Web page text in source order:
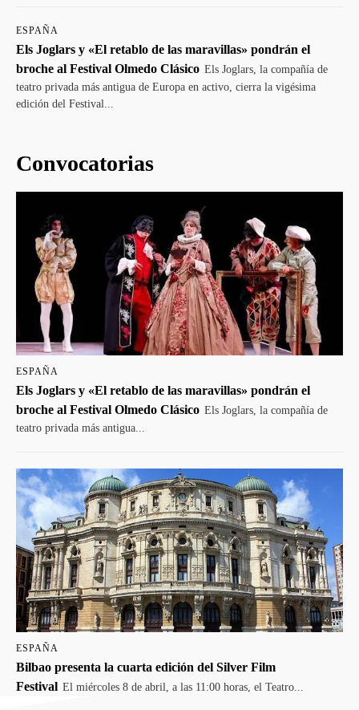
ESPAÑA
Els Joglars y «El retablo de las maravillas» pondrán el
broche al Festival Olmedo Clásico Els Joglars, la compañía de
teatro privada más antigua de Europa en activo, cierra la vigésima
edición del Festival...
Convocatorias
ESPAÑA
Els Joglars y «El retablo de las maravillas» pondrán el
broche al Festival Olmedo Clásico Els Joglars, la compañía de
teatro privada más antigua...
ESPAÑA
Bilbao presenta la cuarta edición del Silver Film
Festival El miércoles 8 de abril, a las 11:00 horas, el Teatro...